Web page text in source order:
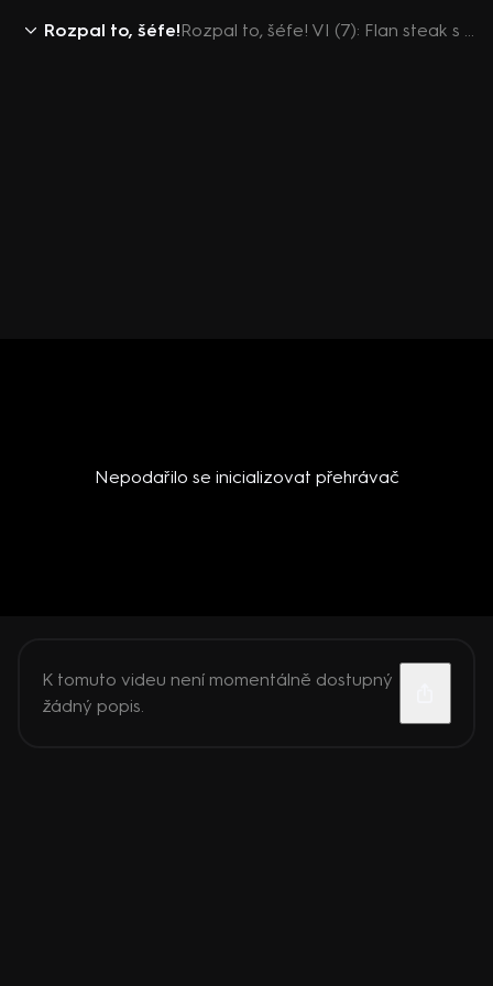
Rozpal to, šéfe! Rozpal to, šéfe! VI (7): Flan steak s cibulovou marmeládou
Nepodařilo se inicializovat přehrávač
K tomuto videu není momentálně dostupný
žádný popis.